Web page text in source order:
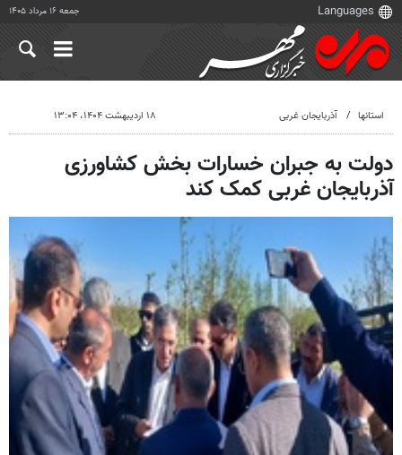
جمعه ۱۶ مرداد ۱۴۰۵
استانها آذربایجان غربی ۱۸ اردیبهشت ۱۴۰۴، ۱۳:۰۴
دولت به جبران خسارات بخش کشاورزی
آذربایجان غربی کمک کند